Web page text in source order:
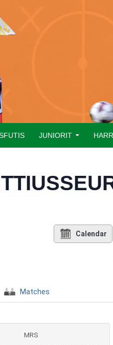
JUNIORIT
Calendar
Matches
MRS